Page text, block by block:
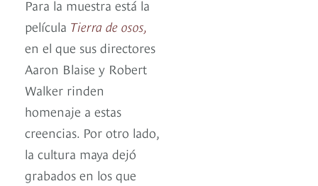
Para la muestra está la
película Tierra de osos,
en el que sus directores
Aaron Blaise y Robert
Walker rinden
homenaje a estas
creencias. Por otro lado,
la cultura maya dejó
grabados en los que